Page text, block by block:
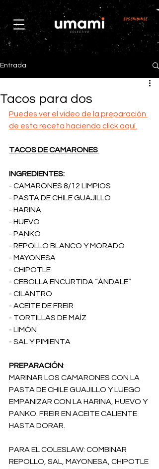
Suscribirse
Entrada
Tacos para dos
Puedes ver el video de la preparación
de esta receta haciendo click aquí.
TACOS DE CAMARONES
INGREDIENTES:
- CAMARONES 8/12 LIMPIOS
- PASTA DE CHILE GUAJILLO
- HARINA
- HUEVO
- PANKO
- REPOLLO BLANCO Y MORADO
- MAYONESA
- CHIPOTLE
- CEBOLLA ENCURTIDA “ÁNDALE”
- CILANTRO
- ACEITE DE FREIR
- TORTILLAS DE MAÍZ
- LIMÓN
- SAL Y PIMIENTA
PREPARACIÓN:
MARINAR LOS CAMARONES CON LA
PASTA DE CHILE GUAJILLO Y LUEGO
EMPANIZAR CON LA HARINA, HUEVO Y
PANKO. FREIR EN ACEITE CALIENTE
HASTA DORAR.
PARA EL COLESLAW: COMBINAR
REPOLLO, SAL, MAYONESA, CHIPOTLE